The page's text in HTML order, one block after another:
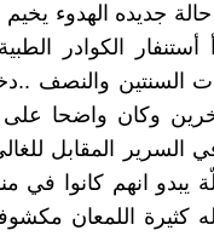
جديده الهدوء
الكوادر
السنتين والنصف
وكان واضحا على
السرير المقابل
يبدو انهم كانوا في
كثيرة اللمعان